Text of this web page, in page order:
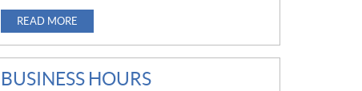
READ MORE
BUSINESS HOURS